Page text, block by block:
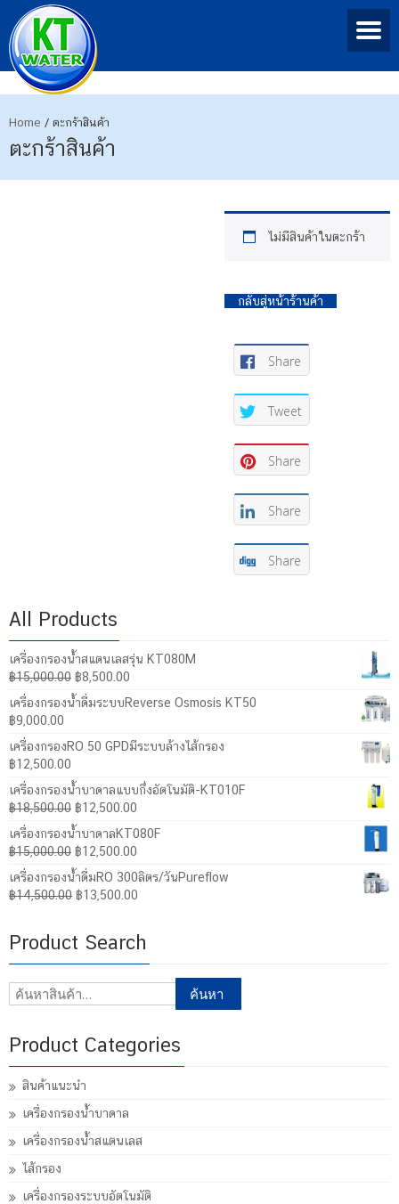
Home / ตะกร้าสินค้า
ตะกร้าสินค้า
ไม่มีสินค้าในตะกร้า
กลับสู่หน้าร้านค้า
Share
Tweet
Share
Share
Share
All Products
เครื่องกรองน้ำสแตนเลสรุ่น KT080M
฿15,000.00 Original
price
was:
฿8,500.00
is:
เครื่องกรองน้ำดื่มระบบReverse Osmosis KT50
฿9,000.00
เครื่องกรองRO 50 GPDมีระบบล้างไส้กรอง
฿12,500.00
เครื่องกรองน้ำบาดาลแบบกึ่งอัตโนมัติ-KT010F
฿18,500.00 Original
price
was:
฿18,500.00.
฿12,500.00
is:
เครื่องกรองน้ำบาดาลKT080F
฿15,000.00 Original
price
was:
฿15,000.00.
฿12,500.00
price
is:
เครื่องกรองน้ำดื่มRO 300ลิตร/วันPureflow
฿14,500.00 Original
฿14,500.00.
฿13,500.00
฿13,500.00.
Product Search
ค้นหา: ค้นหา
Product Categories
สินค้าแนะนำ
เครื่องกรองน้ำบาดาล
เครื่องกรองน้ำสแตนเลส
ไส้กรอง
เครื่องกรองระบบอัตโนมัติ